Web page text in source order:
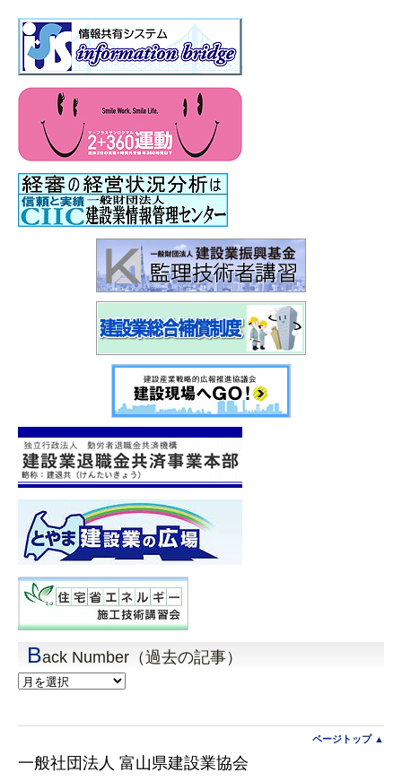
Back Number（過去の記事）
Back
Number（過
事）
ページトップ ▲
一般社団法人 富山県建設業協会